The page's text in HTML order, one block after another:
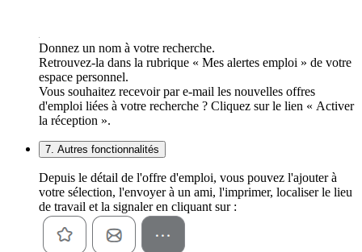
Donnez un nom à votre recherche.
Retrouvez-la dans la rubrique « Mes alertes emploi » de votre
espace personnel.
Vous souhaitez recevoir par e-mail les nouvelles offres
d'emploi liées à votre recherche ? Cliquez sur le lien « Activer
la réception ».
7. Autres fonctionnalités
Depuis le détail de l'offre d'emploi, vous pouvez l'ajouter à
votre sélection, l'envoyer à un ami, l'imprimer, localiser le lieu
de travail et la signaler en cliquant sur :